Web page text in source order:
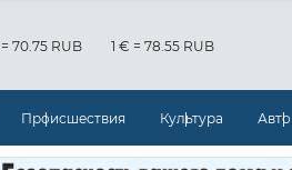
= 70.75 RUB 1 € = 78.55 RUB
Происшествия Культура Авто